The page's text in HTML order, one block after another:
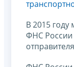
В 2015
ФНС России